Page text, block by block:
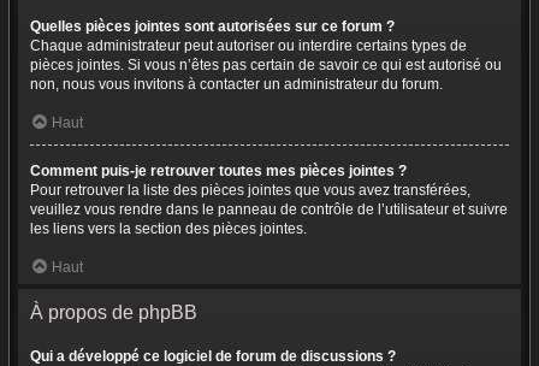
Quelles pièces jointes sont autorisées sur ce forum ?
Chaque administrateur peut autoriser ou interdire certains types de
pièces jointes. Si vous n’êtes pas certain de savoir ce qui est autorisé ou
non, nous vous invitons à contacter un administrateur du forum.
Haut
Comment puis-je retrouver toutes mes pièces jointes ?
Pour retrouver la liste des pièces jointes que vous avez transférées,
veuillez vous rendre dans le panneau de contrôle de l’utilisateur et suivre
les liens vers la section des pièces jointes.
Haut
À propos de phpBB
Qui a développé ce logiciel de forum de discussions ?